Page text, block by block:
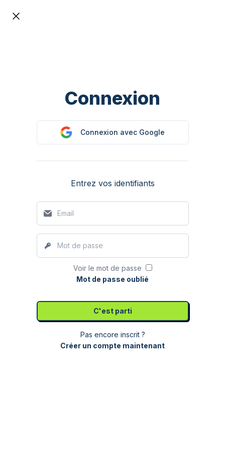
Connexion
Connexion avec Google
Entrez vos identifiants
Voir le mot de passe
Mot de passe oublié
C'est parti
Pas encore inscrit ?
Créer un compte maintenant